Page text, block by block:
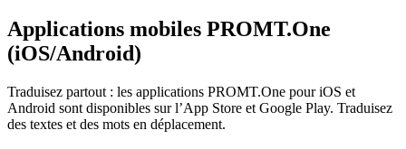
Applications mobiles PROMT.One
(iOS/Android)
Traduisez partout : les applications PROMT.One pour iOS et
Android sont disponibles sur l’App Store et Google Play. Traduisez
des textes et des mots en déplacement.